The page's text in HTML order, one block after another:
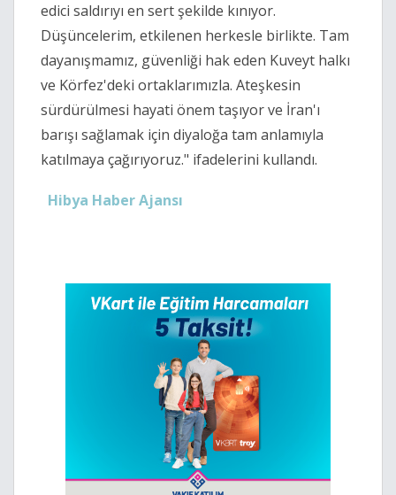
edici saldırıyı en sert şekilde kınıyor.
Düşüncelerim, etkilenen herkesle birlikte. Tam
dayanışmamız, güvenliği hak eden Kuveyt halkı
ve Körfez'deki ortaklarımızla. Ateşkesin
sürdürülmesi hayati önem taşıyor ve İran'ı
barışı sağlamak için diyaloğa tam anlamıyla
katılmaya çağırıyoruz." ifadelerini kullandı.
Hibya Haber Ajansı